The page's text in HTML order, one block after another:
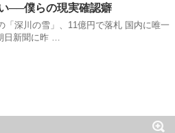
──僕らの現実確認癖
「深川の雪」、11億円で落札 国内に唯一
日新聞に昨 …